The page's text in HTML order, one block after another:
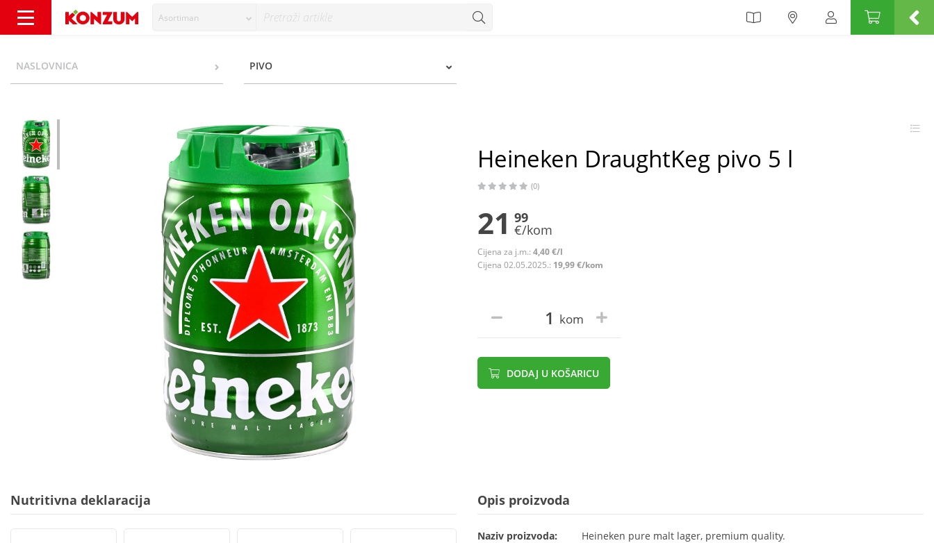
Asortiman
NASLOVNICA PIVO
Heineken DraughtKeg pivo 5 l
(0)
21 99
€/kom
Cijena za j.m.: 4,40 €/l
Cijena 02.05.2025.: 19,99 €/kom
kom
DODAJ U KOŠARICU
Nutritivna deklaracija Opis proizvoda
Naziv proizvoda:
Heineken pure malt lager, premium quality.